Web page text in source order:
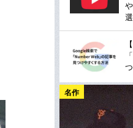
名作